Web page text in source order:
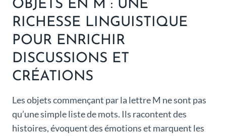
OBJETS EN M : UNE
RICHESSE LINGUISTIQUE
POUR ENRICHIR
DISCUSSIONS ET
CRÉATIONS
Les objets commençant par la lettre M ne sont pas
qu’une simple liste de mots. Ils racontent des
histoires, évoquent des émotions et marquent les